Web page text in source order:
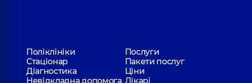
Поліклініки
Послуги
Стаціонар
Пакети послуг
Діагностика
Ціни
Невідкладна допомога Лікарі